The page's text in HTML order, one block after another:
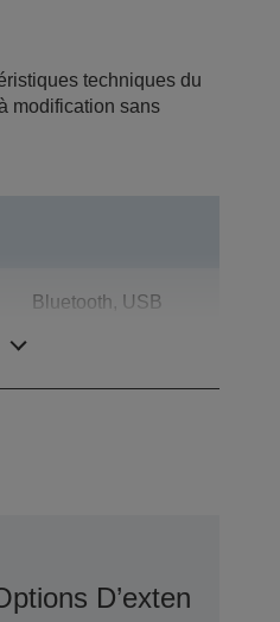
techniques du
modification sans
Bluetooth, USB
D’extension